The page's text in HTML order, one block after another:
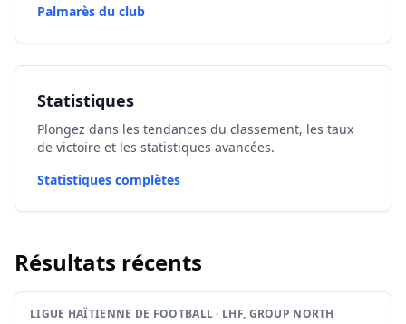
Palmarès du club
Statistiques
Plongez dans les tendances du classement, les taux
de victoire et les statistiques avancées.
Statistiques complètes
Résultats récents
LIGUE HAÏTIENNE DE FOOTBALL · LHF, GROUP NORTH